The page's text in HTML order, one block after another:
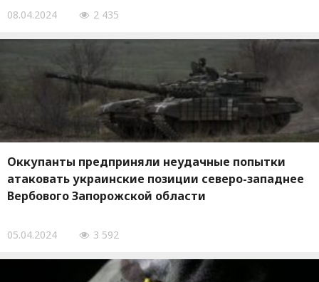
08.04.2024 2 435
Оккупанты предприняли неудачные попытки
атаковать украинские позиции северо-западнее
Вербового Запорожской области
05.04.2024 3 592